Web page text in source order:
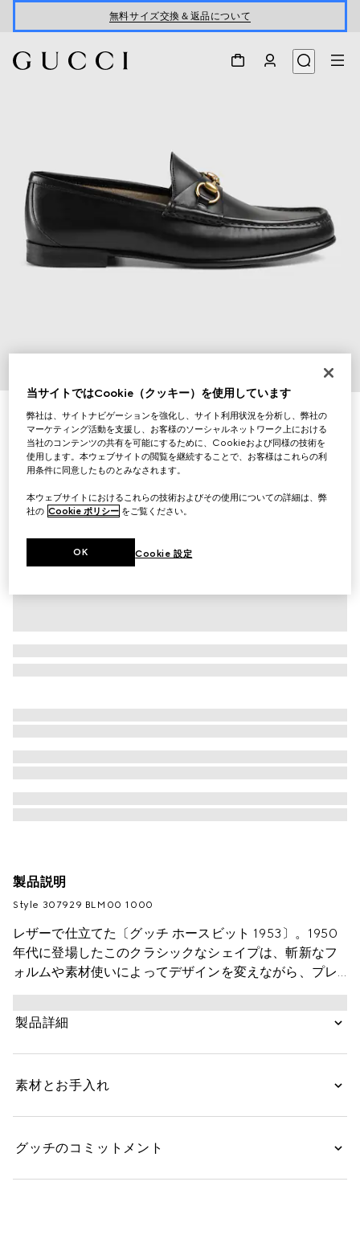
無料サイズ交換＆返品について
〔グッチ ホースビット 1953〕メンズ ローファー
￥152,900
（税込）
バリエーション ブラック レザー
製品説明
Style ‎307929 BLM00 1000
レザーで仕立てた〔グッチ ホースビット 1953〕。1950
年代に登場したこのクラシックなシェイプは、斬新なフ
ォルムや素材使いによってデザインを変えながら、プレ
ッピースタイルに欠かせないシューズとして強い存在感
を持ち続けています。
製品詳細
素材とお手入れ
グッチのコミットメント
当サイトではCookie（クッキー）を使用しています
弊社は、サイトナビゲーションを強化し、サイト利用状況を分析し、弊社の
マーケティング活動を支援し、お客様のソーシャルネットワーク上における
当社のコンテンツの共有を可能にするために、Cookieおよび同様の技術を
使用します。本ウェブサイトの閲覧を継続することで、お客様はこれらの利
用条件に同意したものとみなされます。
本ウェブサイトにおけるこれらの技術およびその使用についての詳細は、弊
社の Cookie ポリシー をご覧ください。
Cookie 設定
OK